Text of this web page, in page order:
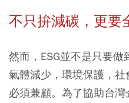
不只拚減碳，更要
然而，ESG並不是只要
氣體減少，環境保護，
必須兼顧。為了協助台灣